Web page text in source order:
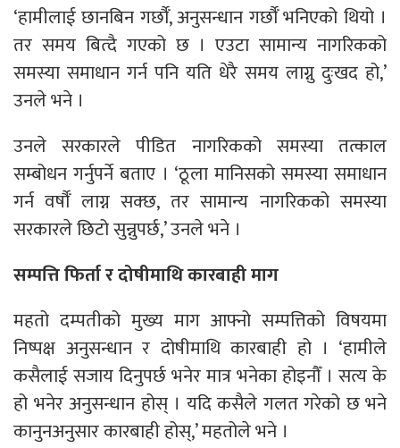
‘हामीलाई छानबिन गर्छौँ, अनुसन्धान गर्छौँ भनिएको थियो ।
तर समय बित्दै गएको छ । एउटा सामान्य नागरिकको
समस्या समाधान गर्न पनि यति धेरै समय लाग्नु दुःखद हो,’
उनले भने ।
उनले सरकारले पीडित नागरिकको समस्या तत्काल
सम्बोधन गर्नुपर्ने बताए । ‘ठूला मानिसको समस्या समाधान
गर्न वर्षौँ लाग्न सक्छ, तर सामान्य नागरिकको समस्या
सरकारले छिटो सुन्नुपर्छ,’ उनले भने ।
सम्पत्ति फिर्ता र दोषीमाथि कारबाही माग
महतो दम्पतीको मुख्य माग आफ्नो सम्पत्तिको विषयमा
निष्पक्ष अनुसन्धान र दोषीमाथि कारबाही हो । ‘हामीले
कसैलाई सजाय दिनुपर्छ भनेर मात्र भनेका होइनौँ । सत्य के
हो भनेर अनुसन्धान होस् । यदि कसैले गलत गरेको छ भने
कानुनअनुसार कारबाही होस्,’ महतोले भने ।